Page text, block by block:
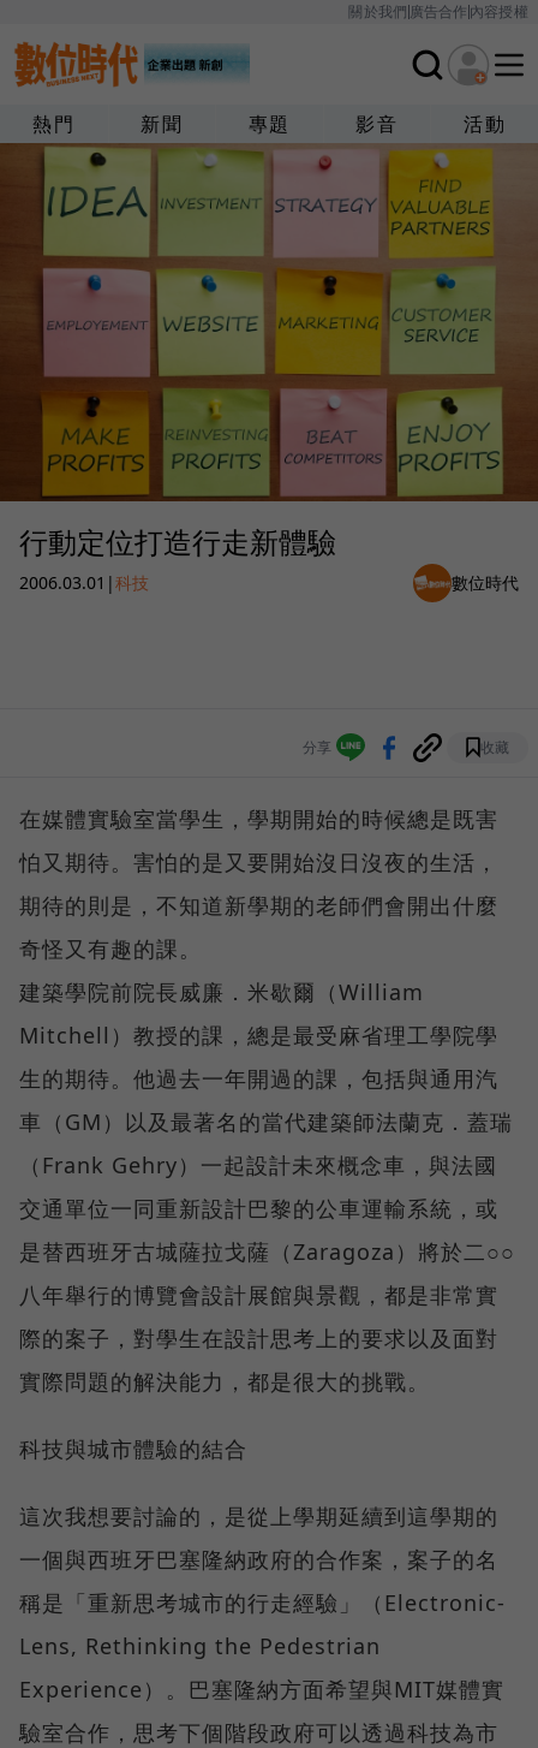
關於我們廣告合作內容授權
熱門 新聞 專題 影音 活動
行動定位打造行走新體驗
2006.03.01 |科技 數位時代
分享 收藏
在媒體實驗室當學生，學期開始的時候總是既害
怕又期待。害怕的是又要開始沒日沒夜的生活，
期待的則是，不知道新學期的老師們會開出什麼
奇怪又有趣的課。
建築學院前院長威廉．米歇爾（William
Mitchell）教授的課，總是最受麻省理工學院學
生的期待。他過去一年開過的課，包括與通用汽
車（GM）以及最著名的當代建築師法蘭克．蓋瑞
（Frank Gehry）一起設計未來概念車，與法國
交通單位一同重新設計巴黎的公車運輸系統，或
是替西班牙古城薩拉戈薩（Zaragoza）將於二○○
八年舉行的博覽會設計展館與景觀，都是非常實
際的案子，對學生在設計思考上的要求以及面對
實際問題的解決能力，都是很大的挑戰。
科技與城市體驗的結合
這次我想要討論的，是從上學期延續到這學期的
一個與西班牙巴塞隆納政府的合作案，案子的名
稱是「重新思考城市的行走經驗」（Electronic-
Lens, Rethinking the Pedestrian
Experience）。巴塞隆納方面希望與MIT媒體實
驗室合作，思考下個階段政府可以透過科技為市